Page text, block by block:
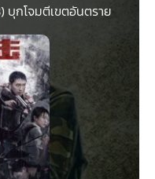
บุกโจมตีเขตอันตราย